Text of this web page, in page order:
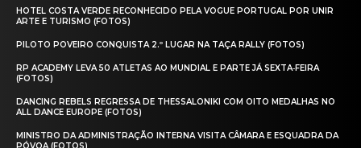
HOTEL COSTA VERDE RECONHECIDO PELA VOGUE PORTUGAL POR UNIR
ARTE E TURISMO (FOTOS)
PILOTO POVEIRO CONQUISTA 2.º LUGAR NA TAÇA RALLY (FOTOS)
RP ACADEMY LEVA 50 ATLETAS AO MUNDIAL E PARTE JÁ SEXTA‑FEIRA
(FOTOS)
DANCING REBELS REGRESSA DE THESSALONIKI COM OITO MEDALHAS NO
ALL DANCE EUROPE (FOTOS)
MINISTRO DA ADMINISTRAÇÃO INTERNA VISITA CÂMARA E ESQUADRA DA
PÓVOA (FOTOS)